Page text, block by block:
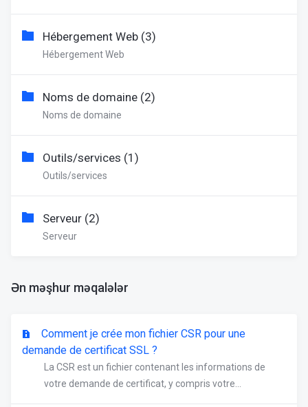
Hébergement Web (3)
Hébergement Web
Noms de domaine (2)
Noms de domaine
Outils/services (1)
Outils/services
Serveur (2)
Serveur
Ən məşhur məqalələr
Comment je crée mon fichier CSR pour une
demande de certificat SSL ?
La CSR est un fichier contenant les informations de
votre demande de certificat, y compris votre...